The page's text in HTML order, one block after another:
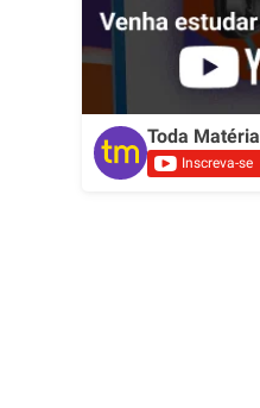
Toda Matéria
Inscreva-se